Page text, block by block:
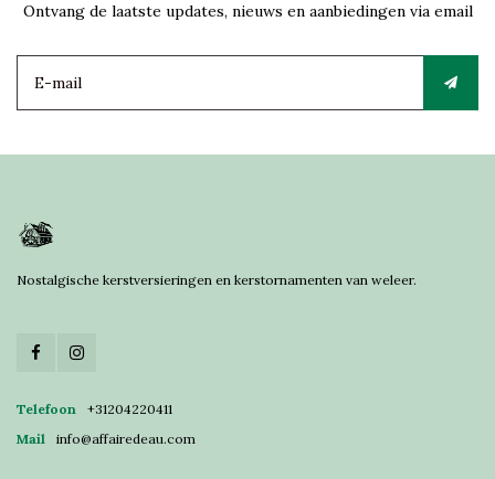
Ontvang de laatste updates, nieuws en aanbiedingen via email
Nostalgische kerstversieringen en kerstornamenten van weleer.
Telefoon
+31204220411
Mail
info@affairedeau.com